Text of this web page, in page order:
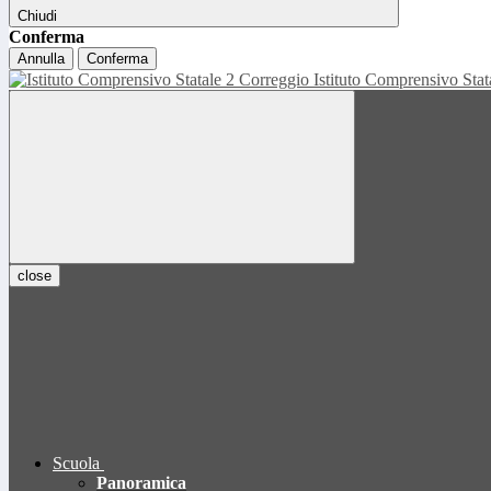
Chiudi
Conferma
Annulla Conferma
Istituto Comprensivo
close
Scuola
Panoramica